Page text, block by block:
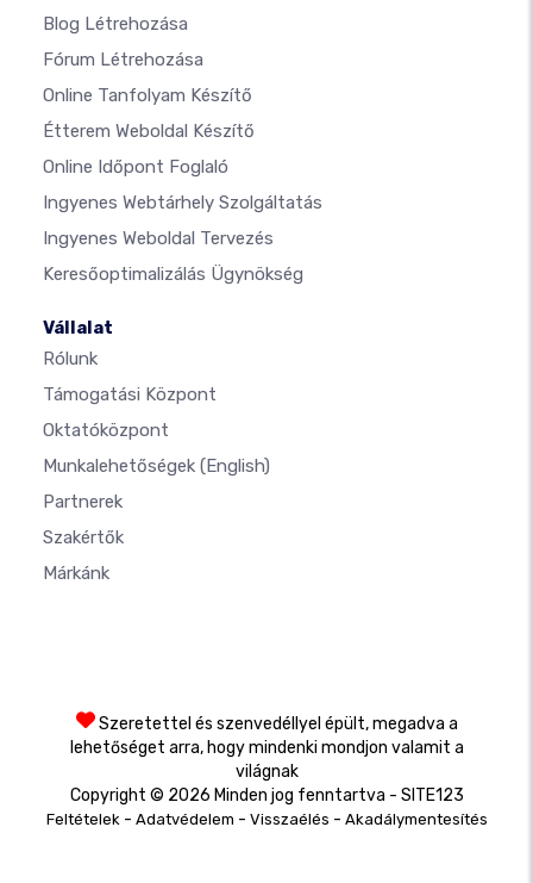
Blog Létrehozása
Fórum Létrehozása
Online Tanfolyam Készítő
Étterem Weboldal Készítő
Online Időpont Foglaló
Ingyenes Webtárhely Szolgáltatás
Ingyenes Weboldal Tervezés
Keresőoptimalizálás Ügynökség
Vállalat
Rólunk
Támogatási Központ
Oktatóközpont
Munkalehetőségek (English)
Partnerek
Szakértők
Márkánk
Szeretettel és szenvedéllyel épült, megadva a
lehetőséget arra, hogy mindenki mondjon valamit a
világnak
Copyright © 2026 Minden jog fenntartva - SITE123
Feltételek- Adatvédelem - Visszaélés - Akadálymentesítés